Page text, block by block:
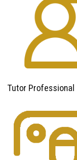
Tutor Professional